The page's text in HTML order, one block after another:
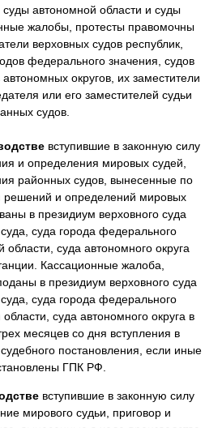
автономной области и суды
жалобы, протесты правомочны
верховных судов республик,
федерального значения, судов
округов, их заместители
или его заместителей судьи
судов.
вступившие в законную силу
и определения мировых судей,
районных судов, вынесенные по
решений и определений мировых
в президиум верховного суда
суда города федерального
суда автономного округа
Кассационные жалоба,
в президиум верховного суда
суда города федерального
суда автономного округа в
месяцев со дня вступления в
постановления, если иные
ГПК РФ.
вступившие в законную силу
мирового судьи, приговор и